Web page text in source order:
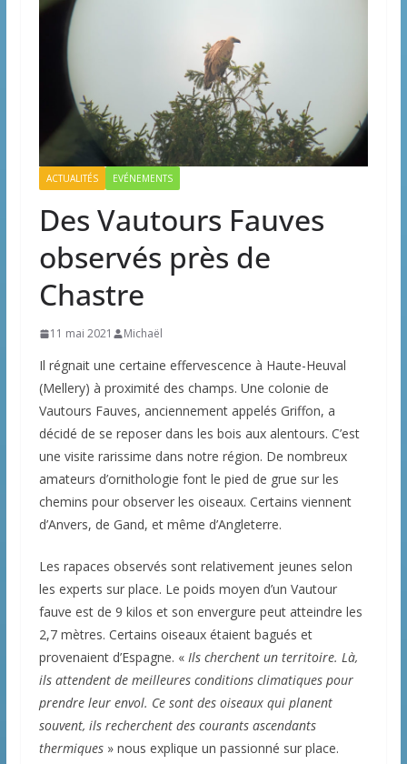
ACTUALITÉS EVÉNEMENTS
Des Vautours Fauves
observés près de
Chastre
11 mai 2021 Michaël
Il régnait une certaine effervescence à Haute-Heuval
(Mellery) à proximité des champs. Une colonie de
Vautours Fauves, anciennement appelés Griffon, a
décidé de se reposer dans les bois aux alentours. C’est
une visite rarissime dans notre région. De nombreux
amateurs d’ornithologie font le pied de grue sur les
chemins pour observer les oiseaux. Certains viennent
d’Anvers, de Gand, et même d’Angleterre.
Les rapaces observés sont relativement jeunes selon
les experts sur place. Le poids moyen d’un Vautour
fauve est de 9 kilos et son envergure peut atteindre les
2,7 mètres. Certains oiseaux étaient bagués et
provenaient d’Espagne. « Ils cherchent un territoire. Là,
ils attendent de meilleures conditions climatiques pour
prendre leur envol. Ce sont des oiseaux qui planent
souvent, ils recherchent des courants ascendants
thermiques» nous explique un passionné sur place.